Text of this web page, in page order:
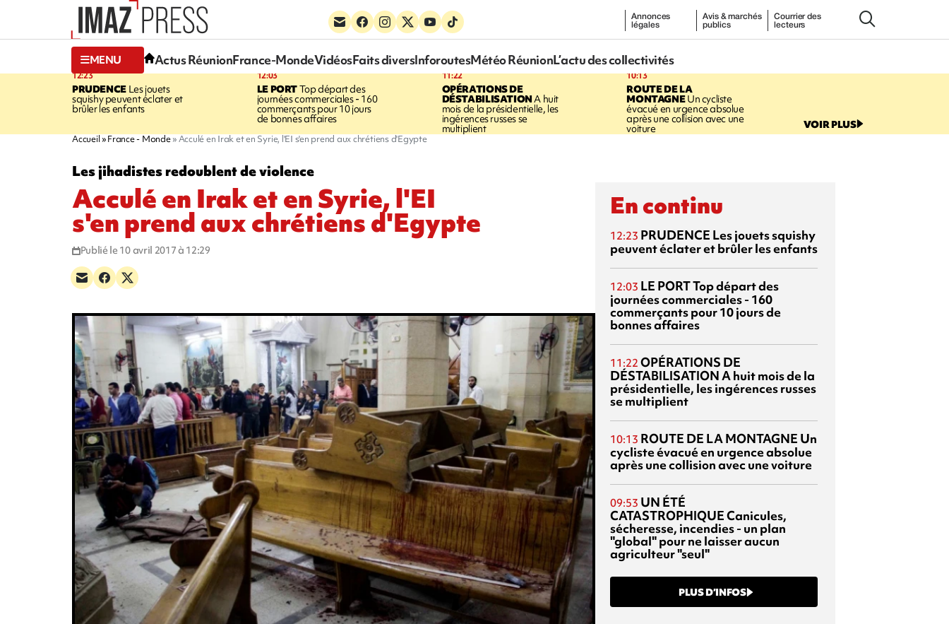
Annonces
légales
Avis & marchés
publics
Courrier des
lecteurs
MENU Actus RéunionFrance-MondeVidéosFaits diversInforoutesMétéo RéunionL’actu des collectivités
12:23
PRUDENCELes jouets
squishy peuvent éclater et
brûler les enfants
12:03
LE PORTTop départ des
journées commerciales - 160
commerçants pour 10 jours
de bonnes affaires
11:22
OPÉRATIONS DE
DÉSTABILISATIONA huit
mois de la présidentielle, les
ingérences russes se
multiplient
10:13
ROUTE DE LA
MONTAGNEUn cycliste
évacué en urgence absolue
après une collision avec une
voiture VOIR PLUS
Accueil France - Monde Acculé en Irak et en Syrie, l'EI s'en prend aux chrétiens d'Egypte
Les jihadistes redoublent de violence
Acculé en Irak et en Syrie, l'EI
s'en prend aux chrétiens d'Egypte
Publié le 10 avril 2017 à 12:29
En continu
12:23 PRUDENCE Les jouets squishy
peuvent éclater et brûler les enfants
12:03 LE PORTTop départ des
journées commerciales - 160
commerçants pour 10 jours de
bonnes affaires
11:22 OPÉRATIONS DE
DÉSTABILISATIONA huit mois de la
présidentielle, les ingérences russes
se multiplient
10:13 ROUTE DE LA MONTAGNE Un
cycliste évacué en urgence absolue
après une collision avec une voiture
09:53 UN ÉTÉ
CATASTROPHIQUECanicules,
sécheresse, incendies - un plan
"global" pour ne laisser aucun
agriculteur "seul"
PLUS D’INFOS